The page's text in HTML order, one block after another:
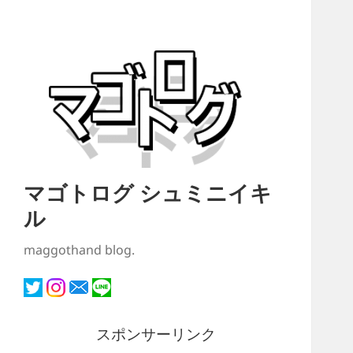
マゴトログ シュミニイキ
ル
maggothand blog.
スポンサーリンク